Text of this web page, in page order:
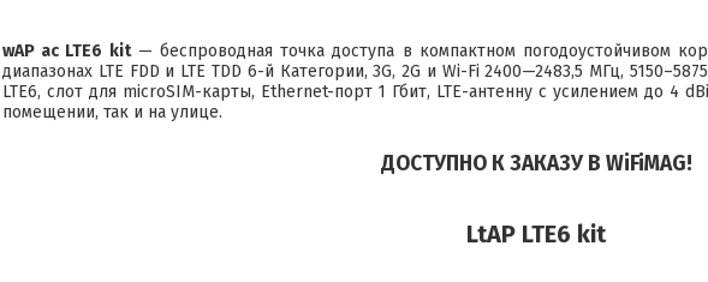
wAP ac LTE6 kit— беспроводная точка доступа в компактном погодоустойчивом
диапазонах LTE FDD и LTE TDD 6-й Категории, 3G, 2G и Wi-Fi 2400—2483,5 МГц,
LTE6, слот для microSIM-карты, Ethernet-порт 1 Гбит, LTE-антенну с усилением до 4
помещении, так и на улице.
ДОСТУПНО К ЗАКАЗУ В WiFiMAG!
LtAP LTE6 kit